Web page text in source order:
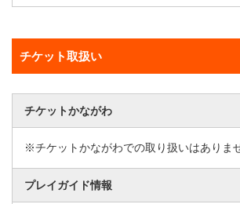
チケット取扱い
チケットかながわ
※チケットかながわでの取り扱いはありま
プレイガイド情報